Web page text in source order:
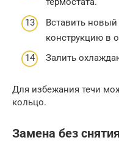
Вставить новый
конструкцию в
Залить
Для избежания течи
кольцо.
Замена без